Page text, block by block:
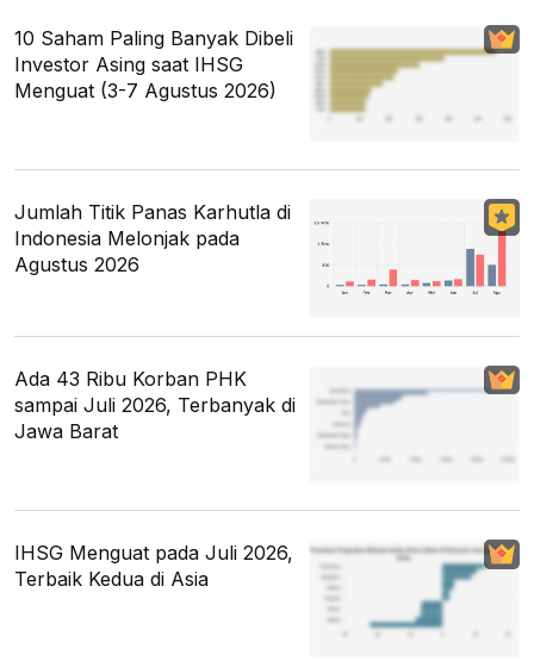
10 Saham Paling Banyak Dibeli
Investor Asing saat IHSG
Menguat (3-7 Agustus 2026)
Jumlah Titik Panas Karhutla di
Indonesia Melonjak pada
Agustus 2026
Ada 43 Ribu Korban PHK
sampai Juli 2026, Terbanyak di
Jawa Barat
IHSG Menguat pada Juli 2026,
Terbaik Kedua di Asia